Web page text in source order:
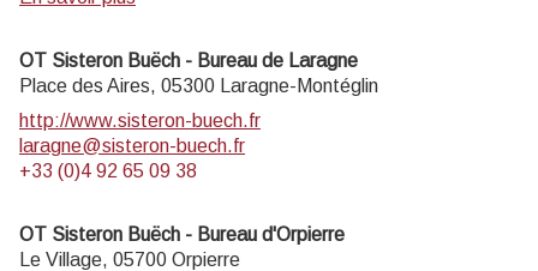
31 OCTOBRE 2025
Du mardi au vendredi de 14h à 18h, et les dimanches de
juillet et août de 14h à 18h
OT Sisteron Buëch - Bureau de Laragne
Place des Aires, 05300
Laragne-Montéglin
http://www.sisteron-buech.fr
laragne@sisteron-buech.fr
+33 (0)4 92 65 09 38
OT Sisteron Buëch - Bureau d'Orpierre
Le Village, 05700 Orpierre